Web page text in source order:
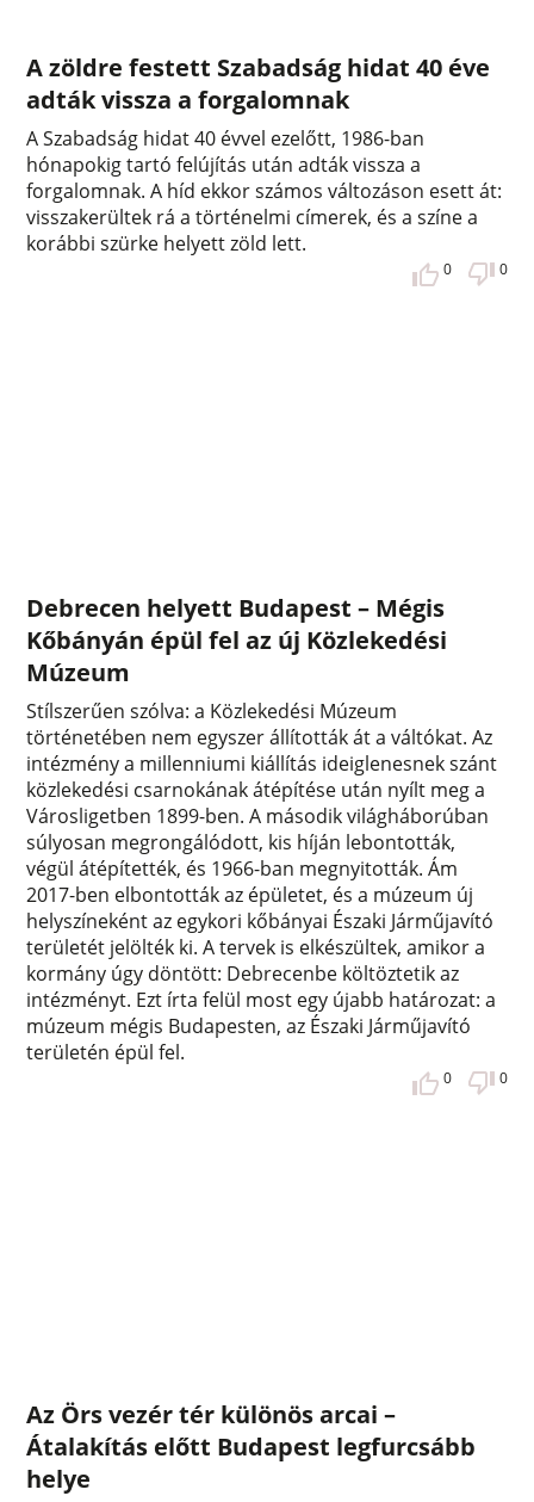
A zöldre festett Szabadság hidat 40 éve
adták vissza a forgalomnak
A Szabadság hidat 40 évvel ezelőtt, 1986-ban
hónapokig tartó felújítás után adták vissza a
forgalomnak. A híd ekkor számos változáson esett át:
visszakerültek rá a történelmi címerek, és a színe a
korábbi szürke helyett zöld lett.
0 0
Debrecen helyett Budapest – Mégis
Kőbányán épül fel az új Közlekedési
Múzeum
Stílszerűen szólva: a Közlekedési Múzeum
történetében nem egyszer állították át a váltókat. Az
intézmény a millenniumi kiállítás ideiglenesnek szánt
közlekedési csarnokának átépítése után nyílt meg a
Városligetben 1899-ben. A második világháborúban
súlyosan megrongálódott, kis híján lebontották,
végül átépítették, és 1966-ban megnyitották. Ám
2017-ben elbontották az épületet, és a múzeum új
helyszíneként az egykori kőbányai Északi Járműjavító
területét jelölték ki. A tervek is elkészültek, amikor a
kormány úgy döntött: Debrecenbe költöztetik az
intézményt. Ezt írta felül most egy újabb határozat: a
múzeum mégis Budapesten, az Északi Járműjavító
területén épül fel.
0 0
Az Örs vezér tér különös arcai –
Átalakítás előtt Budapest legfurcsább
helye